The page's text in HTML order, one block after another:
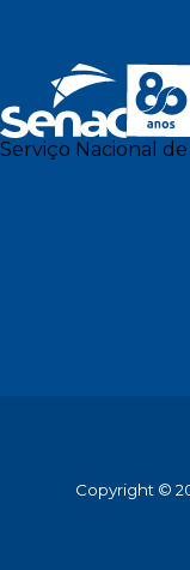
Serviço Nacional
Copyright ©